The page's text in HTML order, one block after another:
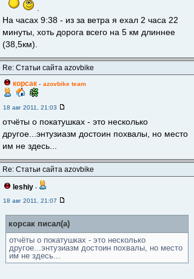
На часах 9:38 - из за ветра я ехал 2 часа 22
минуты, хоть дорога всего на 5 км длиннее
(38,5км).
Re: Статьи сайта azovbike
корсак - azovbike team
18 авг 2011, 21:03
отчёты о покатушках - это несколько
другое...энтузиазм достоин похвалы, но место
им не здесь...
Re: Статьи сайта azovbike
leshiy -
18 авг 2011, 21:07
корсак писал(а)
отчёты о покатушках - это несколько
другое...энтузиазм достоин похвалы, но место
им не здесь...